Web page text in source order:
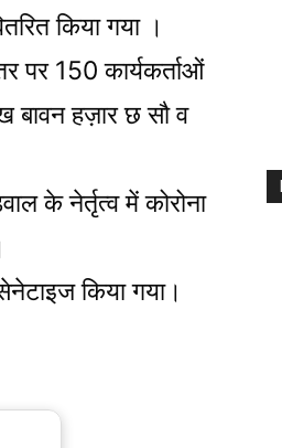
किया गया ।
पर 150 कार्यकर्ताओं
बावन हज़ार छ सौ व
के नेर्तृत्व में कोरोना
किया गया।